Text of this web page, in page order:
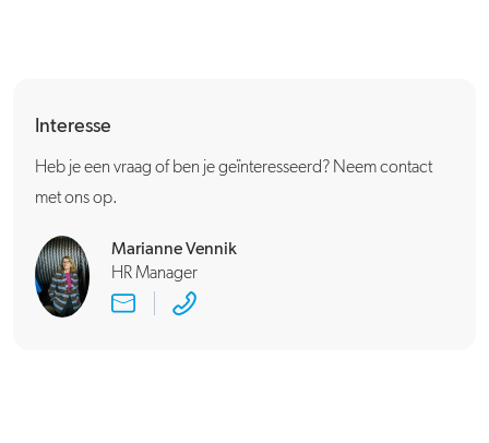
Interesse
Heb je een vraag of ben je geïnteresseerd? Neem contact
met ons op.
Marianne Vennik
HR Manager